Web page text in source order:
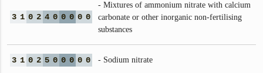
3 1 0 2 4 0 0 0 0 0
- Mixtures of ammonium nitrate with calcium
carbonate or other inorganic non-fertilising
substances
3 1 0 2 5 0 0 0 0 0 - Sodium nitrate